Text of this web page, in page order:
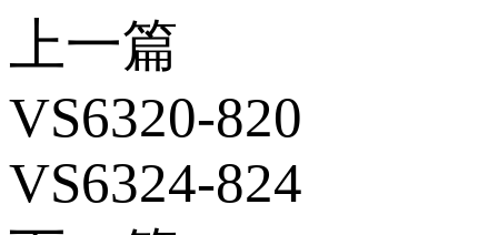
上一篇
VS6320-820
VS6324-824